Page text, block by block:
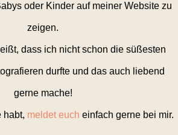
oder Kinder auf meiner Website zu
zeigen.
dass ich nicht schon die süßesten
durfte und das auch liebend
gerne mache!
habt, meldet euch einfach gerne bei mir.